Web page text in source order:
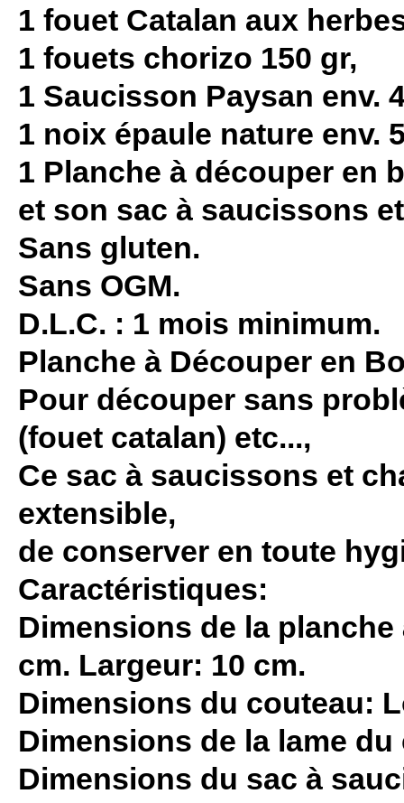
1 fouet Catalan aux
1 fouets chorizo 150 gr,
1 Saucisson Paysan env.
1 noix épaule nature env.
1 Planche à découper en
et son sac à saucissons
Sans gluten.
Sans OGM.
D.L.C. : 1 mois minimum.
Planche à Découper en
Pour découper sans
(fouet catalan) etc...,
Ce sac à saucissons et
extensible,
de conserver en toute
Caractéristiques:
Dimensions de la
cm. Largeur: 10 cm.
Dimensions du couteau:
Dimensions de la lame
Dimensions du sac à